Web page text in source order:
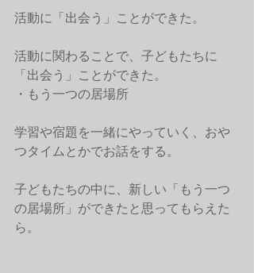
活動に「出会う」ことができた。
活動に関わることで、子どもたちに
「出会う」ことができた。
・もう一つの居場所
学習や宿題を一緒にやっていく、おや
つタイムとかでお話をする。
子どもたちの中に、新しい「もう一つ
の居場所」ができたと思ってもらえた
ら。